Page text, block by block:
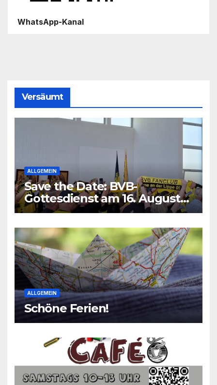
WhatsApp-Kanal
Versäumt
ALLGEMEIN
Save the Date: BVB-
Gottesdienst am 16. August
2026
ALLGEMEIN
Schöne Ferien!